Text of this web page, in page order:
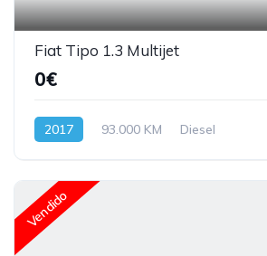
Fiat Tipo 1.3 Multijet
0€
2017 93.000 KM Diesel
Vendido